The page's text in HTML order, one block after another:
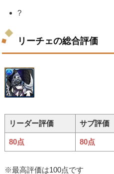
?
リーチェの総合評価
リーダー評価 サブ評価
80点 80点
※最高評価は100点です